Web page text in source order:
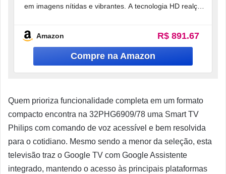
em imagens nítidas e vibrantes. A tecnologia HD realça
Amazon R$ 891.67
Quem prioriza funcionalidade completa em um formato
compacto encontra na 32PHG6909/78 uma Smart TV
Philips com comando de voz acessível e bem resolvida
para o cotidiano. Mesmo sendo a menor da seleção, esta
televisão traz o Google TV com Google Assistente
integrado, mantendo o acesso às principais plataformas